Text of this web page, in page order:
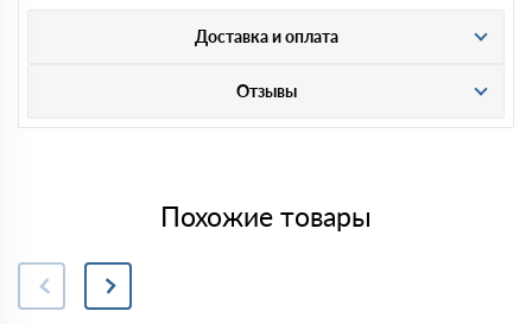
Доставка и оплата
Отзывы
Похожие товары